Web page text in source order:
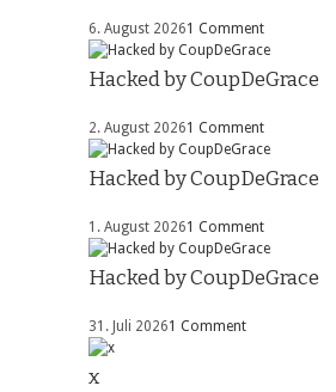
6. August 20261 Comment
Hacked by CoupDeGrace
2. August 20261 Comment
Hacked by CoupDeGrace
1. August 20261 Comment
Hacked by CoupDeGrace
31. Juli 20261 Comment
x